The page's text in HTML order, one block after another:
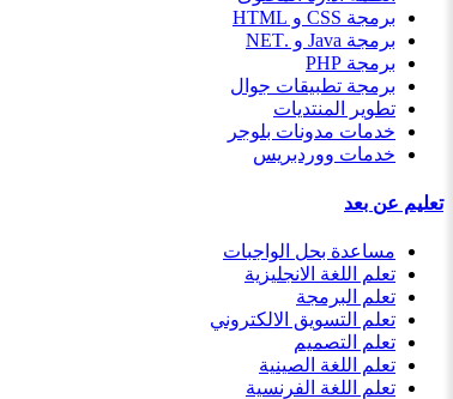
برمجة CSS و HTML
برمجة Java و .NET
برمجة PHP
برمجة تطبيقات جوال
تطوير المنتديات
خدمات مدونات بلوجر
خدمات ووردبريس
تعليم عن بعد
مساعدة بحل الواجبات
تعلم اللغة الانجليزية
تعلم البرمجة
تعلم التسويق الالكتروني
تعلم التصميم
تعلم اللغة الصينية
تعلم اللغة الفرنسية